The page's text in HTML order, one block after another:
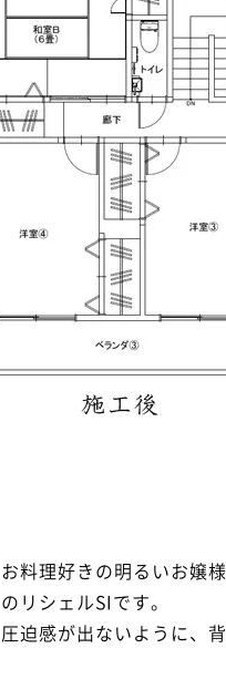
お料理好きの明るいお嬢
のリシェルSIです。
圧迫感が出ないように、